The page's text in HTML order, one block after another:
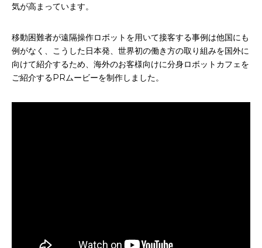
気が高まっています。
移動困難者が遠隔操作ロボットを用いて接客する事例は他国にも
例がなく、こうした日本発、世界初の働き方の取り組みを国外に
向けて紹介するため、海外のお客様向けに分身ロボットカフェを
ご紹介するPRムービーを制作しました。